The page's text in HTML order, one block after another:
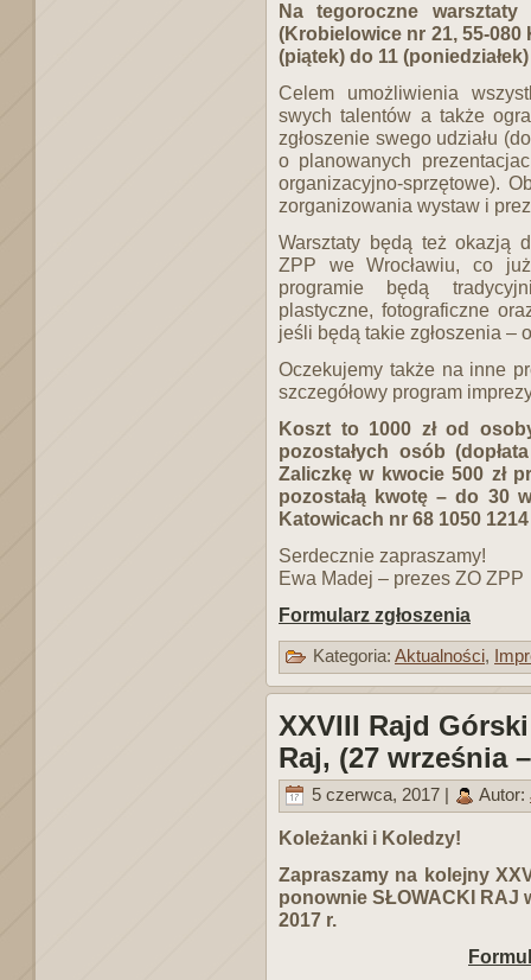
Na tegoroczne warsztaty
(Krobielowice nr 21, 55-080
(piątek) do 11
Celem umożliwienia
swych talentów a także
zgłoszenie swego udziału
o planowanych
organizacyjno-sprzętowe).
zorganizowania wystaw i
Warsztaty będą też okazją
ZPP we Wrocławiu, co
programie będą
plastyczne, fotograficzne
jeśli będą takie zgłoszenia –
Oczekujemy także na inne
szczegółowy program
Koszt to 1000 zł od
pozostałych osób
Zaliczkę w kwocie 500 zł
pozostałą kwotę – do 30
Katowicach nr 68 1050
Serdecznie zapraszamy!
Ewa Madej – prezes ZO ZPP
Formularz zgłoszenia
Kategoria: Aktualności,
XXVIII Rajd
Raj, (27 września
5 czerwca, 2017 | Autor:
Koleżanki i Koledzy!
Zapraszamy na kolejny
ponownie SŁOWACKI RAJ
2017 r.